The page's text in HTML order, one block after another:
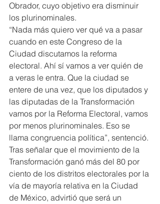
Obrador, cuyo objetivo era disminuir
los plurinominales.
“Nada más quiero ver qué va a pasar
cuando en este Congreso de la
Ciudad discutamos la reforma
electoral. Ahí sí vamos a ver quién de
a veras le entra. Que la ciudad se
entere de una vez, que los diputados y
las diputadas de la Transformación
vamos por la Reforma Electoral, vamos
por menos plurinominales. Eso se
llama congruencia política”, sentenció.
Tras señalar que el movimiento de la
Transformación ganó más del 80 por
ciento de los distritos electorales por la
vía de mayoría relativa en la Ciudad
de México, advirtió que será un